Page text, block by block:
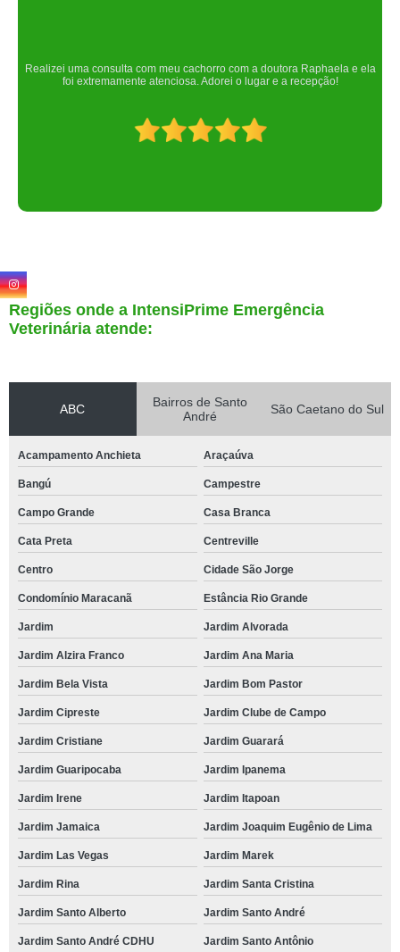
Um lugar maravilhoso. Sempre serei grata pelo que fizeram por nós!
Regiões onde a IntensiPrime Emergência
Veterinária atende:
ABC
Bairros de Santo
André
São Caetano do Sul
Acampamento Anchieta Araçaúva
Bangú Campestre
Campo Grande Casa Branca
Cata Preta Centreville
Centro Cidade São Jorge
Condomínio Maracanã Estância Rio Grande
Jardim Jardim Alvorada
Jardim Alzira Franco Jardim Ana Maria
Jardim Bela Vista Jardim Bom Pastor
Jardim Cipreste Jardim Clube de Campo
Jardim Cristiane Jardim Guarará
Jardim Guaripocaba Jardim Ipanema
Jardim Irene Jardim Itapoan
Jardim Jamaica Jardim Joaquim Eugênio de Lima
Jardim Las Vegas Jardim Marek
Jardim Rina Jardim Santa Cristina
Jardim Santo Alberto Jardim Santo André
Jardim Santo André CDHU Jardim Santo Antônio